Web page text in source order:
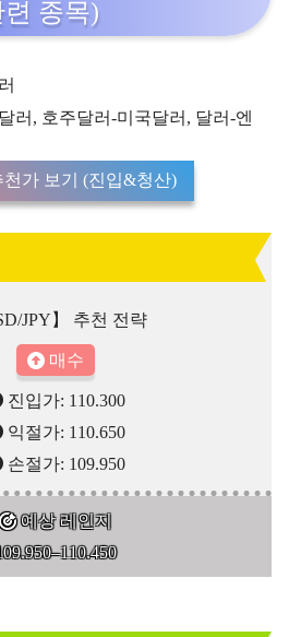
련 종목)
러, 호주달러-미국달러, 달러-엔
천가 보기 (진입&청산)
JPY】 추천 전략
매수
진입가: 110.300
익절가: 110.650
손절가: 109.950
예상 레인지